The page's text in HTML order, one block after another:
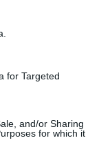
for Targeted
and/or Sharing
for which it
actuar como
una
el equilibrio
a mantener